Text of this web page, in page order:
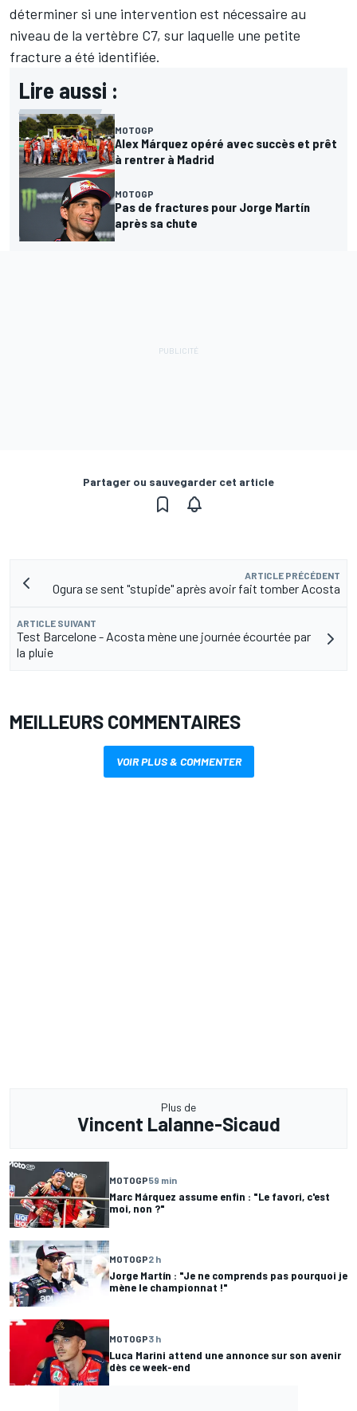
déterminer si une intervention est nécessaire au
niveau de la vertèbre C7, sur laquelle une petite
fracture a été identifiée.
Lire aussi :
MOTOGP
Alex Márquez opéré avec succès et prêt
à rentrer à Madrid
MOTOGP
Pas de fractures pour Jorge Martín
après sa chute
Partager ou sauvegarder cet article
ARTICLE PRÉCÉDENT
Ogura se sent "stupide" après avoir fait tomber Acosta
ARTICLE SUIVANT
Test Barcelone - Acosta mène une journée écourtée par
la pluie
MEILLEURS COMMENTAIRES
VOIR PLUS & COMMENTER
Plus de
Vincent Lalanne-Sicaud
MOTOGP59 min
Marc Márquez assume enfin : "Le favori, c'est
moi, non ?"
MOTOGP2 h
Jorge Martín : "Je ne comprends pas pourquoi je
mène le championnat !"
MOTOGP3 h
Luca Marini attend une annonce sur son avenir
dès ce week-end